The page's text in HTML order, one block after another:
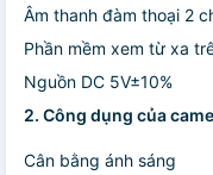
Âm thanh đàm thoại 2
Phần mềm xem từ xa
Nguồn DC 5V±10%
2. Công dụng của
Cân bằng ánh sáng